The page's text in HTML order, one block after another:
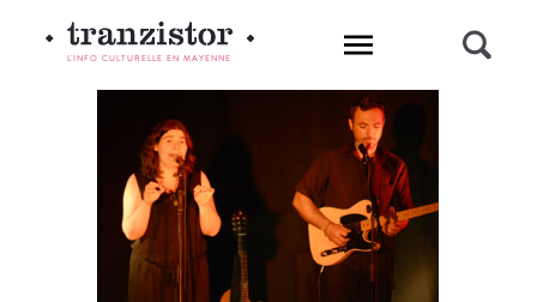
L'INFO CULTURELLE EN MAYENNE